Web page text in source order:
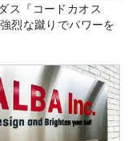
ス『コードカオス
烈な蹴りでパワーを